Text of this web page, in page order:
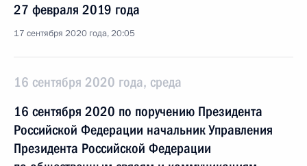
27 февраля 2019 года
17 сентября 2020 года, 20:05
16 сентября 2020 года, среда
16 сентября 2020 по поручению Президента
Российской Федерации начальник Управления
Президента Российской Федерации